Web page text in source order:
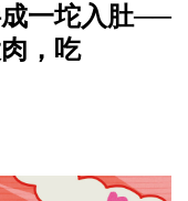
一坨入肚──
，吃